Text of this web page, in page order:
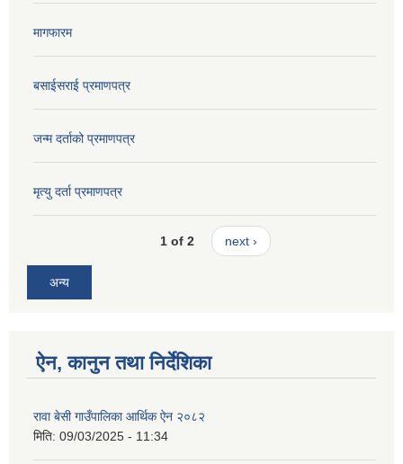
मागफारम
बसाईसराई प्रमाणपत्र
जन्म दर्ताको प्रमाणपत्र
मृत्यु दर्ता प्रमाणपत्र
1 of 2 next ›
अन्य
ऐन, कानुन तथा निर्देशिका
रावा बेसी गाउँपालिका आर्थिक ऐन २०८२
मिति: 09/03/2025 - 11:34